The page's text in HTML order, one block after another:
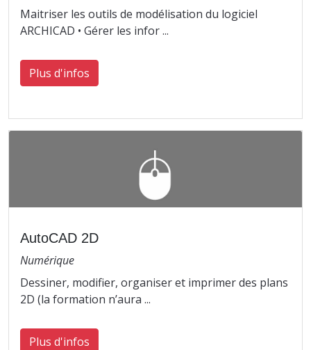
Maitriser les outils de modélisation du logiciel
ARCHICAD • Gérer les infor ...
Plus d'infos
AutoCAD 2D
Numérique
Dessiner, modifier, organiser et imprimer des plans
2D (la formation n’aura ...
Plus d'infos